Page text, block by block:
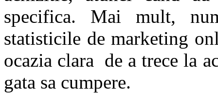
specifica. Mai mult,
statisticile de marketing
ocazia clara de a trece la
gata sa cumpere.